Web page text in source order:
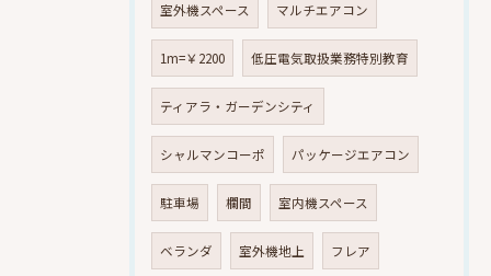
室外機スペース マルチエアコン
1m=￥2200 低圧電気取扱業務特別教育
ティアラ・ガーデンシティ
シャルマンコーポ パッケージエアコン
駐車場 欄間 室内機スペース
ベランダ 室外機地上 フレア